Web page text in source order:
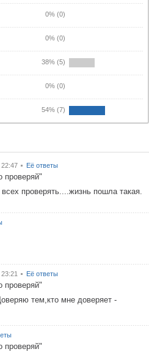
0% (0)
0% (0)
38% (5)
0% (0)
54% (7)
Её ответы
проверяй"
проверять....жизнь пошла такая.
Её ответы
проверяй"
тем,кто мне доверяет -
проверяй"